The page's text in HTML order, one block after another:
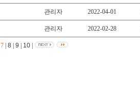
관리자 2022-04-01
관리자 2022-02-28
7| 8| 9 10|